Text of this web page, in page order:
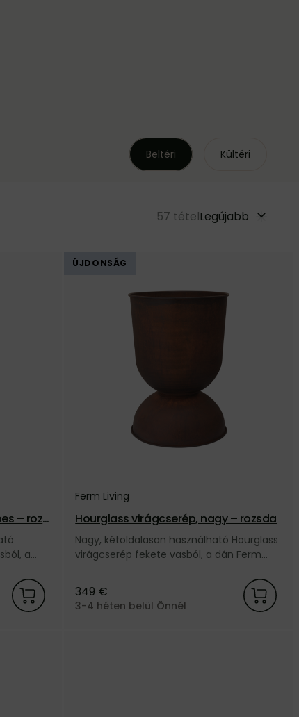
Beltéri Kültéri
57 tételLegújabb
– rozs
a
ÚJDONSÁG
Ferm Living
Hourglass virágcserép, nagy – rozsda
Nagy, kétoldalasan használható Hourglass
virágcserép fekete vasból, a dán Ferm
349 €
3-4 héten belül Önnél